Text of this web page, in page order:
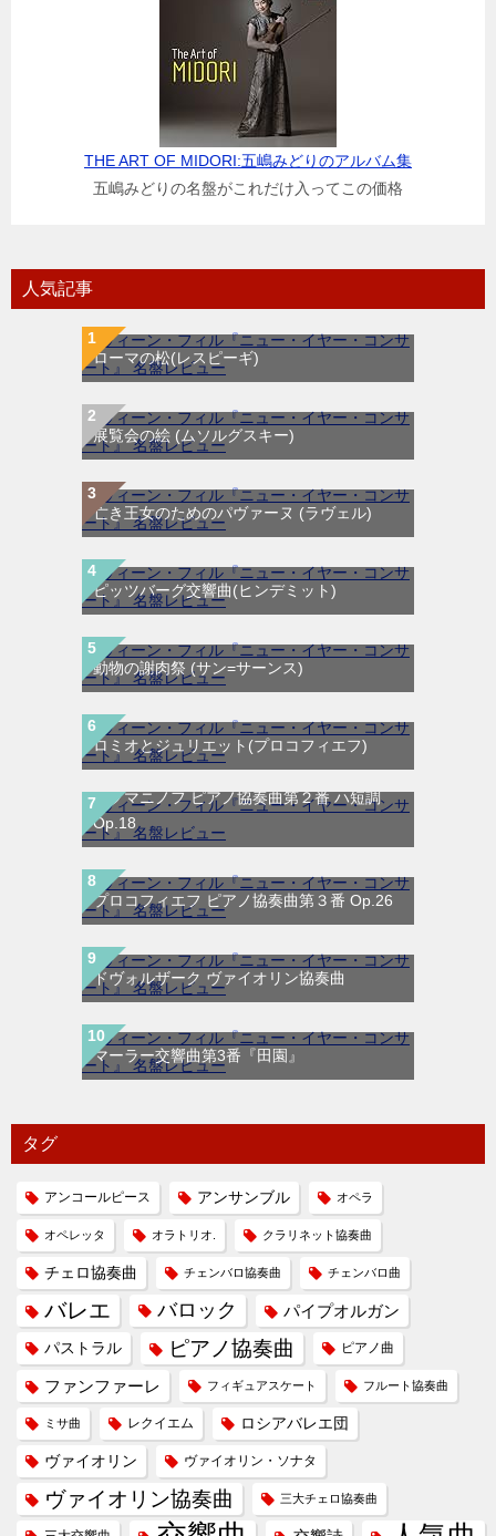
THE ART OF MIDORI:五嶋みどりのアルバム集
五嶋みどりの名盤がこれだけ入ってこの価格
人気記事
ローマの松(レスピーギ)
展覧会の絵 (ムソルグスキー)
亡き王女のためのパヴァーヌ (ラヴェル)
ピッツバーグ交響曲(ヒンデミット)
動物の謝肉祭 (サン=サーンス)
ロミオとジュリエット(プロコフィエフ)
ラフマニノフ ピアノ協奏曲第２番 ハ短調
Op.18
プロコフィエフ ピアノ協奏曲第３番 Op.26
ドヴォルザーク ヴァイオリン協奏曲
マーラー交響曲第3番『田園』
タグ
アンコールピース アンサンブル オペラ
オペレッタ オラトリオ. クラリネット協奏曲
チェロ協奏曲 チェンバロ協奏曲 チェンバロ曲
バレエ バロック パイプオルガン
パストラル ピアノ協奏曲 ピアノ曲
ファンファーレ フィギュアスケート フルート協奏曲
ミサ曲 レクイエム ロシアバレエ団
ヴァイオリン ヴァイオリン・ソナタ
ヴァイオリン協奏曲 三大チェロ協奏曲